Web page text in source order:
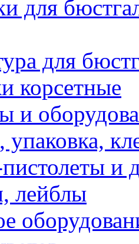
для
для
корсетные
и
и
лейблы